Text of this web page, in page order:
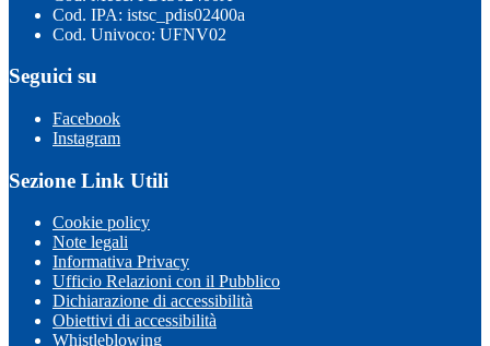
Cod. IPA: istsc_pdis02400a
Cod. Univoco: UFNV02
Seguici su
Facebook
Instagram
Sezione Link Utili
Cookie policy
Note legali
Informativa Privacy
Ufficio Relazioni con il Pubblico
Dichiarazione di accessibilità
Obiettivi di accessibilità
Whistleblowing